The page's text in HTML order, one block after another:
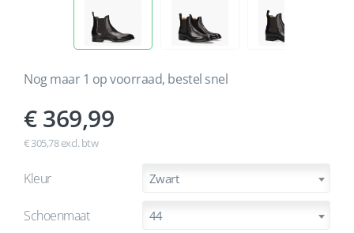
Nog maar 1 op voorraad, bestel snel
369,99
€ 305,78 excl. btw
Kleur Zwart
Schoenmaat 44